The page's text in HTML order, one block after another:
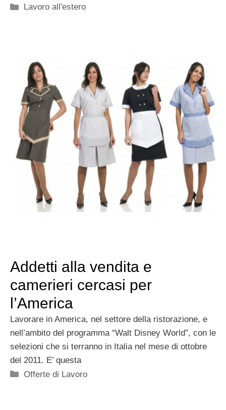
Categorie
Lavoro all'estero
Addetti alla vendita e
camerieri cercasi per
l’America
Lavorare in America, nel settore della ristorazione, e
nell’ambito del programma “Walt Disney World”, con le
selezioni che si terranno in Italia nel mese di ottobre
del 2011. E’ questa
Categorie
Offerte di Lavoro